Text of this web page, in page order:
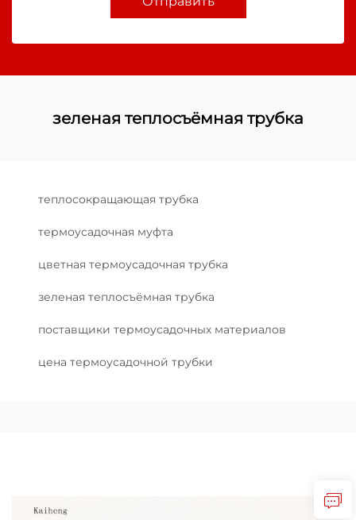
зеленая теплосъёмная трубка
теплосокращающая трубка
термоусадочная муфта
цветная термоусадочная трубка
зеленая теплосъёмная трубка
поставщики термоусадочных материалов
цена термоусадочной трубки